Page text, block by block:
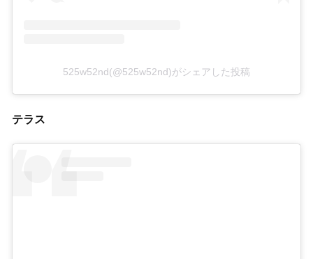
525w52nd(@525w52nd)がシェアした投稿
テラス